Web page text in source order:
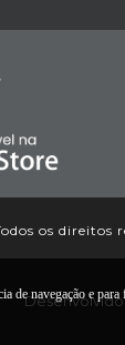
os direitos
de navegação e